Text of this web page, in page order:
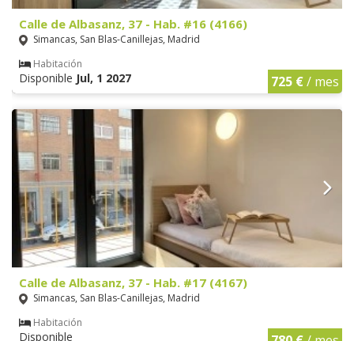
Calle de Albasanz, 37 - Hab. #16 (4166)
Simancas, San Blas-Canillejas, Madrid
Habitación
Disponible Jul, 1 2027 725 €/ mes
Calle de Albasanz, 37 - Hab. #17 (4167)
Simancas, San Blas-Canillejas, Madrid
Habitación
Disponible